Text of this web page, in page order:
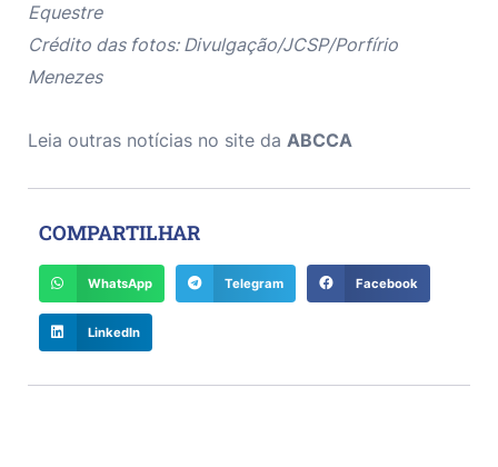
Equestre
Crédito das fotos: Divulgação/JCSP/Porfírio
Menezes
Leia outras notícias no site da ABCCA
COMPARTILHAR
WhatsApp Telegram Facebook
LinkedIn